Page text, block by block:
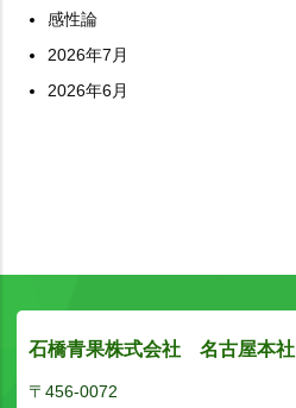
感性論
2026年7月
2026年6月
石橋青果株式会社 名古屋本社
〒456-0072